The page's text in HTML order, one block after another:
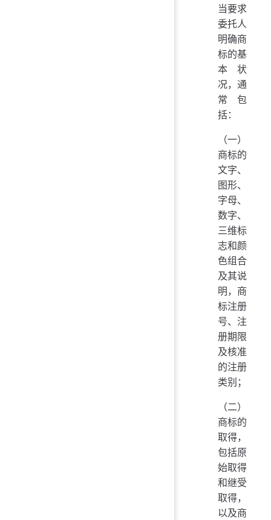
当要求
委托人
明确商
标的基
本状
况，通
常包
括：
（一）
商标的
文字、
图形、
字母、
数字、
三维标
志和颜
色组合
及其说
明，商
标注册
号、注
册期限
及核准
的注册
类别；
（二）
商标的
取得，
包括原
始取得
和继受
取得，
以及商